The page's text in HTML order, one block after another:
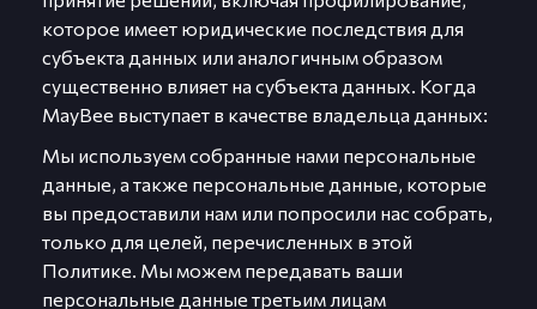
которое имеет юридические последствия для
субъекта данных или аналогичным образом
существенно влияет на субъекта данных. Когда
MayBee выступает в качестве владельца данных:
Мы используем собранные нами персональные
данные, а также персональные данные, которые
вы предоставили нам или попросили нас собрать,
только для целей, перечисленных в этой
Политике. Мы можем передавать ваши
персональные данные третьим лицам